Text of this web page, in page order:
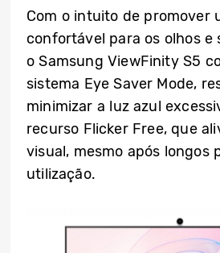
Com o intuito de promover
confortável para os olhos e
o Samsung ViewFinity S5
sistema Eye Saver Mode,
minimizar a luz azul
recurso Flicker Free, que
visual, mesmo após longos
utilização.